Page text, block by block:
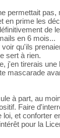
permettait
en prime les
de
en 6 mois...
qu'ils
sert à rien.
j'en tirerais une
mascarade
à part, au
Faire
loi, et conforter
pour la